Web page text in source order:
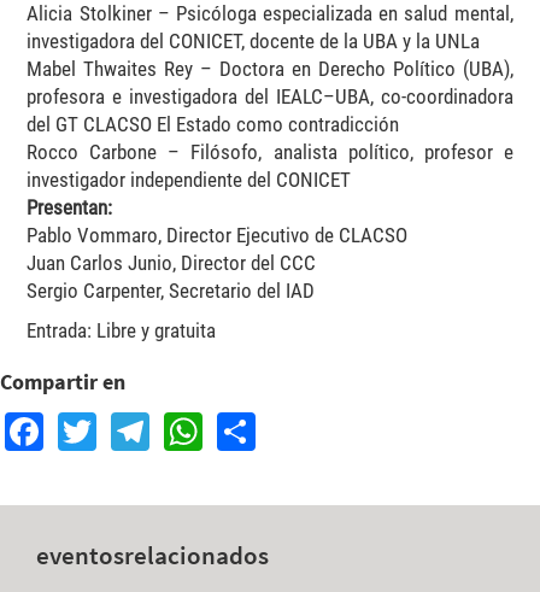
Alicia Stolkiner – Psicóloga especializada en salud mental,
investigadora del CONICET, docente de la UBA y la UNLa
Mabel Thwaites Rey – Doctora en Derecho Político (UBA),
profesora e investigadora del IEALC–UBA, co-coordinadora
del GT CLACSO El Estado como contradicción
Rocco Carbone – Filósofo, analista político, profesor e
investigador independiente del CONICET
Presentan:
Pablo Vommaro, Director Ejecutivo de CLACSO
Juan Carlos Junio, Director del CCC
Sergio Carpenter, Secretario del IAD
Entrada: Libre y gratuita
Compartir en
Facebook
TwitterTelegram
WhatsApp
eventosrelacionados